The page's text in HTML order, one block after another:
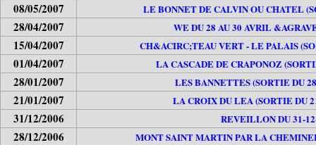
08/05/2007 LE BONNET DE CALVIN OU CHATEL
28/04/2007 WE DU 28 AU 30 AVRIL
15/04/2007 CH&ACIRC;TEAU VERT - LE PALAIS
01/04/2007 LA CASCADE DE CRAPONOZ
28/01/2007 LES BANNETTES (SORTIE DU
21/01/2007 LA CROIX DU LEA (SORTIE DU
31/12/2006 REVEILLON DU 31-
28/12/2006 MONT SAINT MARTIN PAR LA